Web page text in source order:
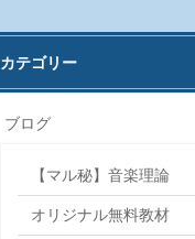
カテゴリー
ブログ
【マル秘】音楽理論
オリジナル無料教材